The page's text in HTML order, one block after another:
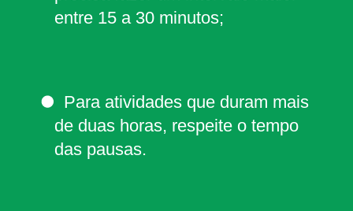
entre 15 a 30 minutos;
Para atividades que duram mais
de duas horas, respeite o tempo
das pausas.